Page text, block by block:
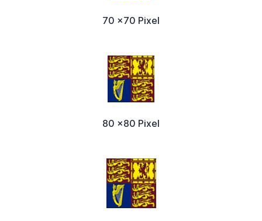
70 x70 Pixel
80 x80 Pixel